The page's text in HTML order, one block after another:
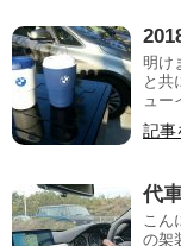
明け
と共
ュー
記事
代
こん
の架